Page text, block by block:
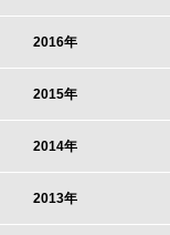
2016年
2015年
2014年
2013年